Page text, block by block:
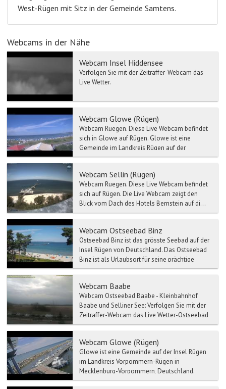
West-Rügen mit Sitz in der Gemeinde Samtens.
Webcams in der Nähe
Webcam Insel Hiddensee
Verfolgen Sie mit der Zeitraffer-Webcam das
Live Wetter.
Webcam Glowe (Rügen)
Webcam Ruegen. Diese Live Webcam befindet
sich in Glowe auf Rügen. Glowe ist eine
Gemeinde im Landkreis Rügen auf der
gleichnamigen I...
Webcam Sellin (Rügen)
Webcam Ruegen. Diese Live Webcam befindet
sich auf Rügen. Die Live Webcam zeigt den
Blick vom Dach des Hotels Bernstein auf di...
Webcam Ostseebad Binz
Ostseebad Binz ist das grösste Seebad auf der
Insel Rügen von Deutschland. Das Ostseebad
Binz ist als Urlaubsort für seine prächtige
Bäderarchitekt...
Webcam Baabe
Webcam Ostseebad Baabe - Kleinbahnhof
Baabe und Selliner See: Verfolgen Sie mit der
Zeitraffer-Webcam das Live Wetter-Ostseebad
Baabe...
Webcam Glowe (Rügen)
Glowe ist eine Gemeinde auf der Insel Rügen
im Landkreis Vorpommern-Rügen in
Mecklenburg-Vorpommern, Deutschland.
Glowe wird vom Amt Nord-Rügen mit...